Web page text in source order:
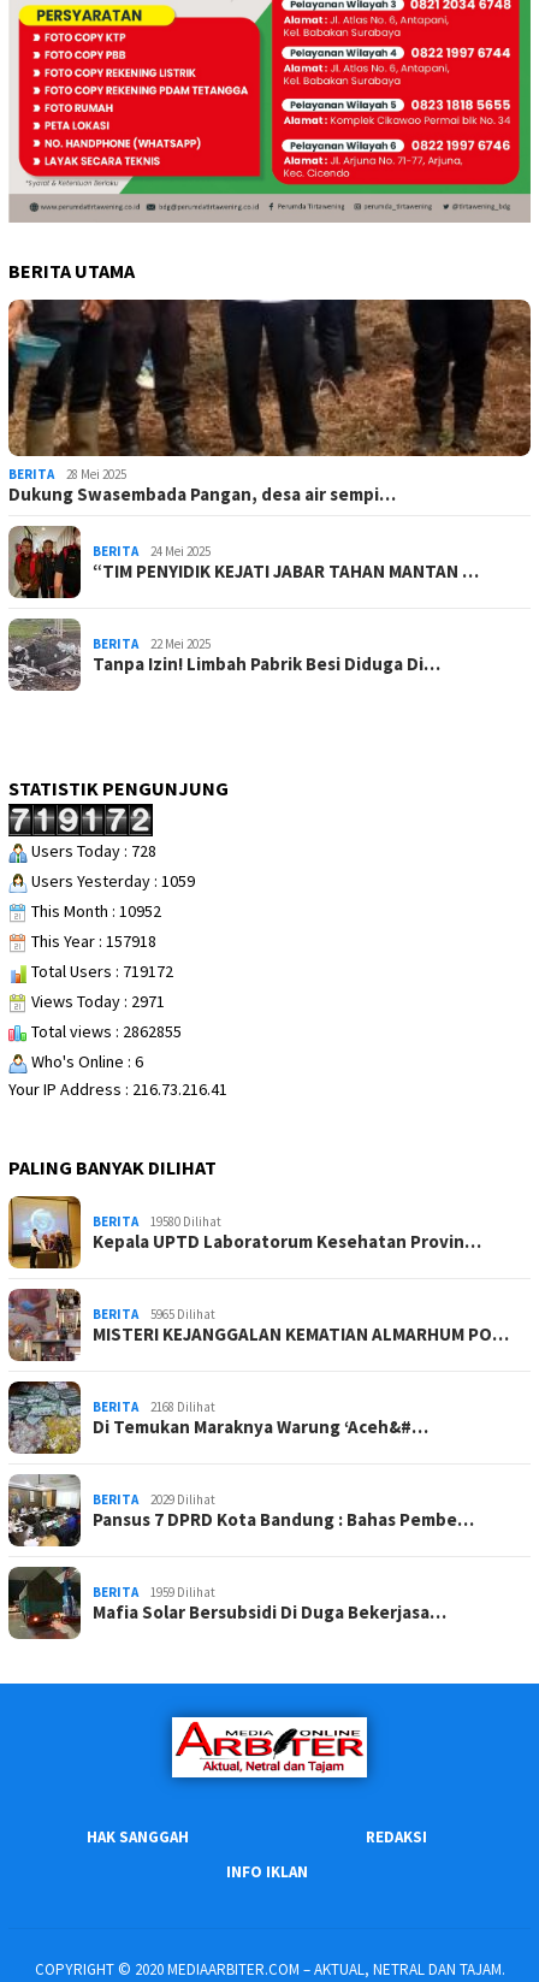
BERITA UTAMA
BERITA 28 Mei 2025
Dukung Swasembada Pangan, desa air sempi…
BERITA 24 Mei 2025
“TIM PENYIDIK KEJATI JABAR TAHAN MANTAN …
BERITA 22 Mei 2025
Tanpa Izin! Limbah Pabrik Besi Diduga Di…
STATISTIK PENGUNJUNG
Users Today : 728
Users Yesterday : 1059
This Month : 10952
This Year : 157918
Total Users : 719172
Views Today : 2971
Total views : 2862855
Who's Online : 6
Your IP Address : 216.73.216.41
PALING BANYAK DILIHAT
BERITA 19580 Dilihat
Kepala UPTD Laboratorum Kesehatan Provin…
BERITA 5965 Dilihat
MISTERI KEJANGGALAN KEMATIAN ALMARHUM PO…
BERITA 2168 Dilihat
Di Temukan Maraknya Warung ‘Aceh&#…
BERITA 2029 Dilihat
Pansus 7 DPRD Kota Bandung : Bahas Pembe…
BERITA 1959 Dilihat
Mafia Solar Bersubsidi Di Duga Bekerjasa…
HAK SANGGAH
REDAKSI
INFO IKLAN
COPYRIGHT © 2020 MEDIAARBITER.COM – AKTUAL, NETRAL DAN TAJAM.